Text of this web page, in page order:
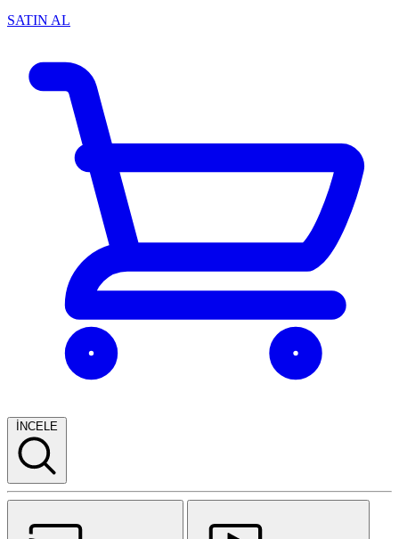
SATIN AL
İNCELE